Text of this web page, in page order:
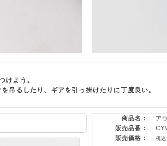
けよう。
吊るしたり、ギアを引っ掛けたりに丁度良い。
商品名 :
ア
販売品番 :
販売価格 :